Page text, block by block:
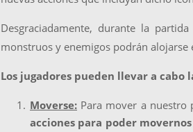
Desgraciadamente, durante la
monstruos y enemigos podrán alojarse
Los jugadores pueden llevar a cabo
Moverse: Para mover a nuestro
acciones para poder